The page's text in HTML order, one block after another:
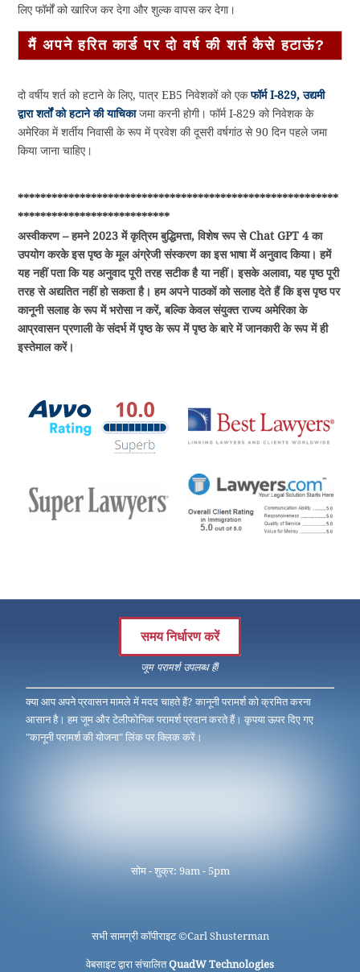
लिए फॉर्मों को खारिज कर देगा और शुल्क वापस कर देगा।
मैं अपने हरित कार्ड पर दो वर्ष की शर्त कैसे हटाऊं?
दो वर्षीय शर्त को हटाने के लिए, पात्र EB5 निवेशकों को एकफॉर्म I-829, उद्यमी
द्वारा शर्तों को हटाने की याचिकाजमा करनी होगी। फॉर्म I-829 को निवेशक के
अमेरिका में शर्तीय निवासी के रूप में प्रवेश की दूसरी वर्षगांठ से 90 दिन पहले जमा
किया जाना चाहिए।
*********************************************************
***************************
अस्वीकरण – हमने 2023 में कृत्रिम बुद्धिमत्ता, विशेष रूप से Chat GPT 4 का
उपयोग करके इस पृष्ठ के मूल अंग्रेजी संस्करण का इस भाषा में अनुवाद किया। हमें
यह नहीं पता कि यह अनुवाद पूरी तरह सटीक है या नहीं। इसके अलावा, यह पृष्ठ पूरी
तरह से अद्यतित नहीं हो सकता है। हम अपने पाठकों को सलाह देते हैं कि इस पृष्ठ पर
कानूनी सलाह के रूप में भरोसा न करें, बल्कि केवल संयुक्त राज्य अमेरिका के
आप्रवासन प्रणाली के संदर्भ में पृष्ठ के रूप में पृष्ठ के बारे में जानकारी के रूप में ही
इस्तेमाल करें।
समय निर्धारण करें
जूम परामर्श उपलब्ध हैं!
क्या आप अपने प्रवासन मामले में मदद चाहते हैं? कानूनी परामर्श को क्रमित करना
आसान है। हम जूम और टेलीफोनिक परामर्श प्रदान करते हैं। कृपया ऊपर दिए गए
"कानूनी परामर्श की योजना" लिंक पर क्लिक करें।
सोम - शुक्र: 9am - 5pm
सभी सामग्री कॉपीराइट ©Carl Shusterman
वेबसाइट द्वारा संचालितQuadW Technologies